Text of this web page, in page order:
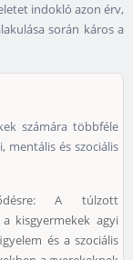
indokló azon érv,
során káros a
számára többféle
mentális és szociális
A túlzott
kisgyermekek agyi
és a szociális